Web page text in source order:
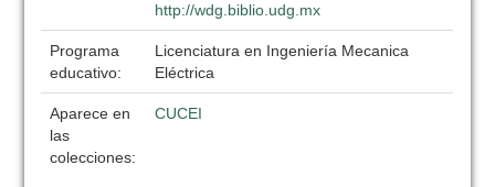
http://wdg.biblio.udg.mx
Programa
educativo:
Licenciatura en Ingeniería Mecanica
Eléctrica
Aparece en
las
colecciones:
CUCEI